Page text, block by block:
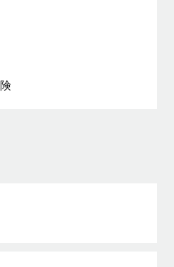
です。このため、自社のビジネス
す。...